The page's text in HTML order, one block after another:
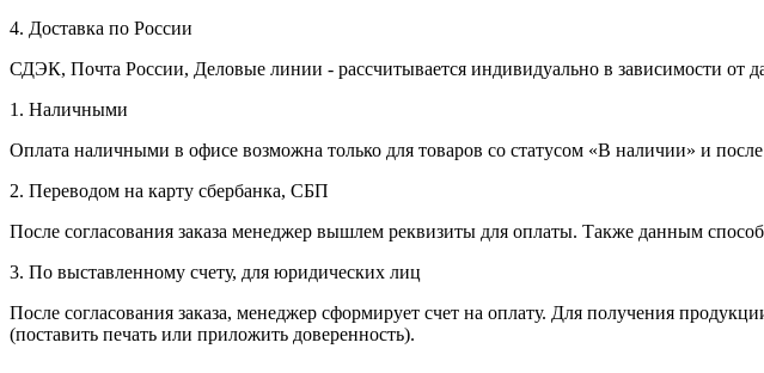
4. Доставка по России
СДЭК, Почта России, Деловые линии - рассчитывается индивидуально в зависимости от
1. Наличными
Оплата наличными в офисе возможна только для товаров со статусом «В наличии» и
2. Переводом на карту сбербанка, СБП
После согласования заказа менеджер вышлем реквизиты для оплаты. Также данным
3. По выставленному счету, для юридических лиц
После согласования заказа, менеджер сформирует счет на оплату. Для получения
(поставить печать или приложить доверенность).